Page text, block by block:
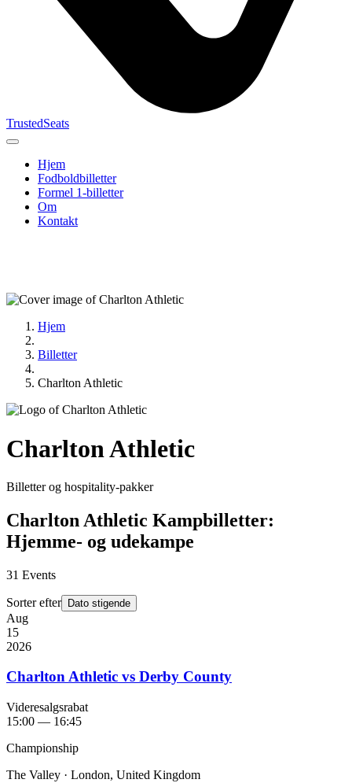
TrustedSeats
Hjem
Fodboldbilletter
Formel 1-billetter
Om
Kontakt
Hjem
Billetter
Charlton Athletic
Charlton Athletic
Billetter og hospitality-pakker
Charlton Athletic Kampbilletter:
Hjemme- og udekampe
31 Events
Sorter efter Dato stigende
Aug
15
2026
Charlton Athletic vs Derby County
Videresalgsrabat
15:00 — 16:45
Championship
The Valley · London, United Kingdom